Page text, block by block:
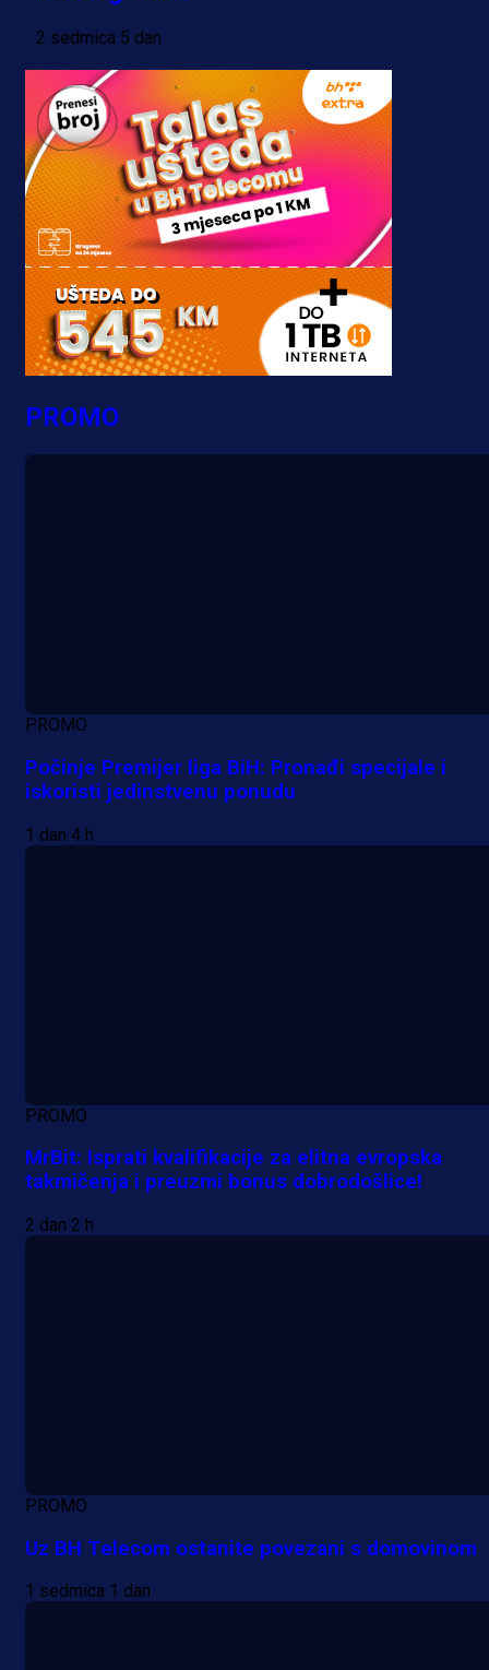
2 sedmica 5 dan
PROMO
PROMO
Počinje Premijer liga BiH: Pronađi specijale i
iskoristi jedinstvenu ponudu
1 dan 4 h
PROMO
MrBit: Isprati kvalifikacije za elitna evropska
takmičenja i preuzmi bonus dobrodošlice!
2 dan 2 h
PROMO
Uz BH Telecom ostanite povezani s domovinom
1 sedmica 1 dan